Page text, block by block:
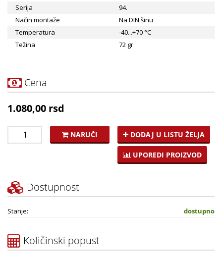
Serija
94.
Način montaže
Na DIN šinu
Temperatura
-40...+70 °C
Težina
72 gr
Cena
1.080,00 rsd
NARUČI DODAJ U LISTU ŽELJA
UPOREDI PROIZVOD
Dostupnost
Stanje: dostupno
Količinski popust